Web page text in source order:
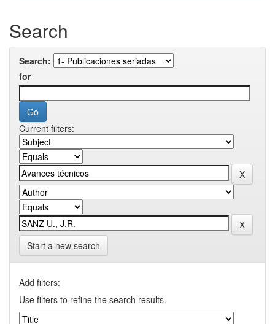
Search
Search:
for
Current filters:
Start a new search
Add filters:
Use filters to refine the search results.